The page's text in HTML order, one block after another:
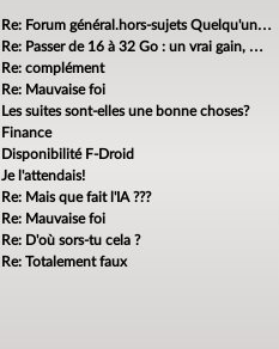
Re: Forum général.hors-sujets Quelqu'un a déjà confié sa compta à un cabinet d'expertise comptable en ligne ?
Re: Passer de 16 à 32 Go : un vrai gain, mais jusqu’où ?
Re: complément
Re: Mauvaise foi
Les suites sont-elles une bonne choses?
Finance
Disponibilité F-Droid
Je l'attendais!
Re: Mais que fait l'IA ???
Re: Mauvaise foi
Re: D'où sors-tu cela ?
Re: Totalement faux